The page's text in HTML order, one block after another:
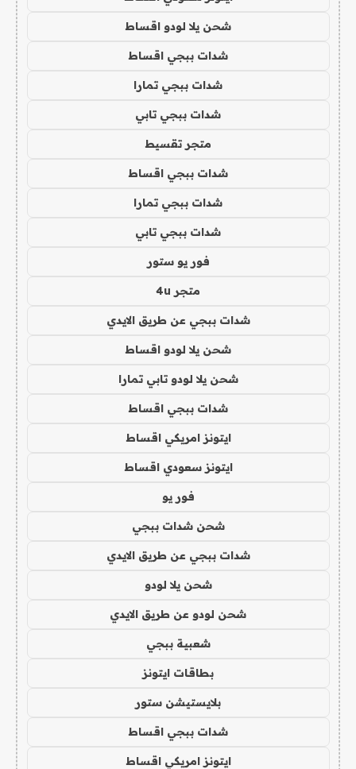
شحن يلا لودو اقساط
شدات ببجي اقساط
شدات ببجي تمارا
شدات ببجي تابي
متجر تقسيط
شدات ببجي اقساط
شدات ببجي تمارا
شدات ببجي تابي
فور يو ستور
متجر 4u
شدات ببجي عن طريق الايدي
شحن يلا لودو اقساط
شحن يلا لودو تابي تمارا
شدات ببجي اقساط
ايتونز امريكي اقساط
ايتونز سعودي اقساط
فور يو
شحن شدات ببجي
شدات ببجي عن طريق الايدي
شحن يلا لودو
شحن لودو عن طريق الايدي
شعبية ببجي
بطاقات ايتونز
بلايستيشن ستور
شدات ببجي اقساط
ايتونز امريكي اقساط